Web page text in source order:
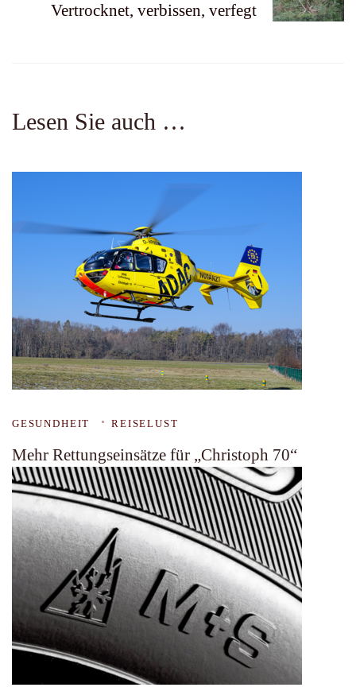
Vertrocknet, verbissen, verfegt
Lesen Sie auch …
GESUNDHEIT REISELUST
Mehr Rettungseinsätze für „Christoph 70“